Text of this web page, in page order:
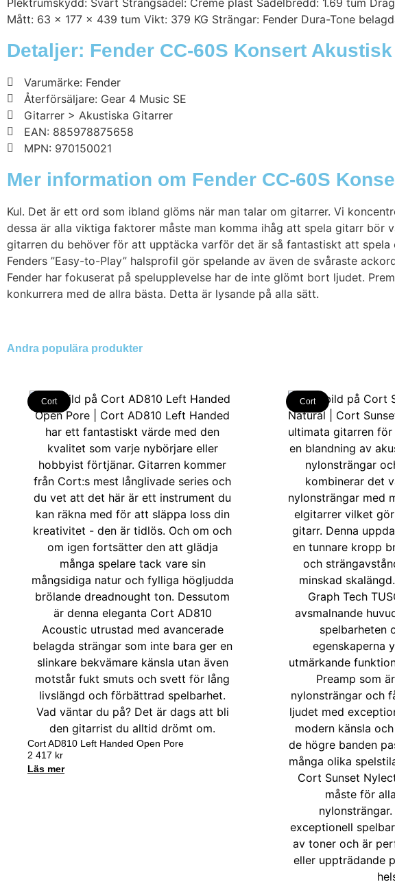
Plektrumskydd: Svart Strängsadel: Creme plast Sadelbredd: 1.69 tum
Mått: 63 x 177 x 439 tum Vikt: 379 KG Strängar: Fender Dura-Tone
Detaljer: Fender CC-60S Konsert Akustisk
Varumärke: Fender
Återförsäljare: Gear 4 Music SE
Gitarrer > Akustiska Gitarrer
EAN: 885978875658
MPN: 970150021
Mer information om Fender CC-60S
Kul. Det är ett ord som ibland glöms när man talar om gitarrer. Vi
dessa är alla viktiga faktorer måste man komma ihåg att spela gitarr bör
gitarren du behöver för att upptäcka varför det är så fantastiskt att
Fenders ”Easy-to-Play” halsprofil gör spelande av även de svåraste
Fender har fokuserat på spelupplevelse har de inte glömt bort ljudet.
konkurrera med de allra bästa. Detta är lysande på alla sätt.
Andra populära produkter
Cort
Cort AD810 Left Handed Open Pore
2 417 kr
Läs mer
Cort